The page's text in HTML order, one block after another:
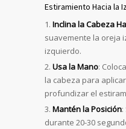
Estiramiento Hacia la
Inclina la Cabeza
suavemente la oreja
izquierdo.
Usa la Mano:
la cabeza para
profundizar el
Mantén la Posición
durante 20-30